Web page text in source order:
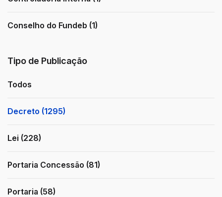
Conselho do Fundeb (1)
Tipo de Publicação
Todos
Decreto (1295)
Lei (228)
Portaria Concessão (81)
Portaria (58)